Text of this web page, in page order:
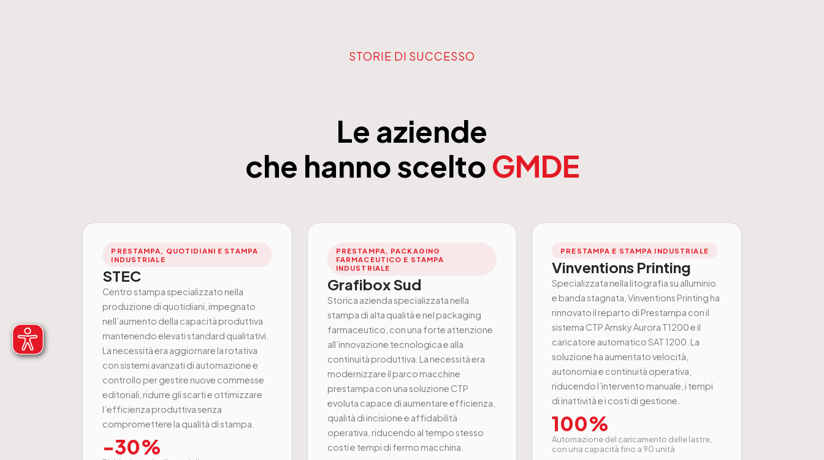
STORIE DI SUCCESSO
Le aziende
che hanno sceltoGMDE
PRESTAMPA, QUOTIDIANI E STAMPA
INDUSTRIALE
STEC
Centro stampa specializzato nella
produzione di quotidiani, impegnato
nell’aumento della capacità produttiva
mantenendo elevati standard qualitativi.
La necessità era aggiornare la rotativa
con sistemi avanzati di automazione e
controllo per gestire nuove commesse
editoriali, ridurre gli scarti e ottimizzare
l’efficienza produttiva senza
compromettere la qualità di stampa.
-30%
PRESTAMPA, PACKAGING
FARMACEUTICO E STAMPA
INDUSTRIALE
Grafibox Sud
Storica azienda specializzata nella
stampa di alta qualità e nel packaging
farmaceutico, con una forte attenzione
all’innovazione tecnologica e alla
continuità produttiva. La necessità era
modernizzare il parco macchine
prestampa con una soluzione CTP
evoluta capace di aumentare efficienza,
qualità di incisione e affidabilità
operativa, riducendo al tempo stesso
costi e tempi di fermo macchina.
PRESTAMPA E STAMPA INDUSTRIALE
Vinventions Printing
Specializzata nella litografia su alluminio
e banda stagnata, Vinventions Printing ha
rinnovato il reparto di Prestampa con il
sistema CTP Amsky Aurora T1200 e il
caricatore automatico SAT 1200. La
soluzione ha aumentato velocità,
autonomia e continuità operativa,
riducendo l’intervento manuale, i tempi
di inattività e i costi di gestione.
100%
Automazione del caricamento delle lastre,
con una capacità fino a 90 unità